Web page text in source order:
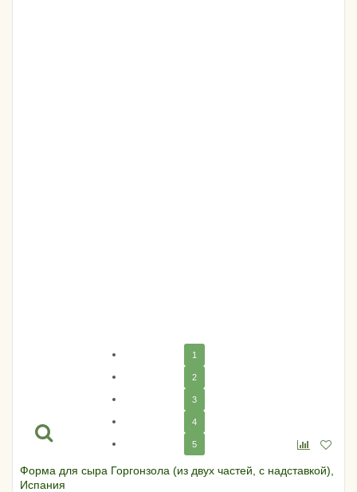
1
2
3
4
5
Форма для сыра Горгонзола (из двух частей, с надставкой),
Испания